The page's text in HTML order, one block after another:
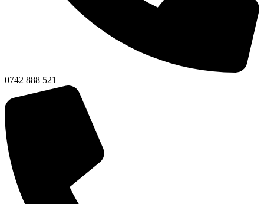
0742 888 521